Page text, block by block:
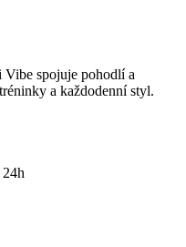
Vibe spojuje pohodlí a
a každodenní styl.
24h